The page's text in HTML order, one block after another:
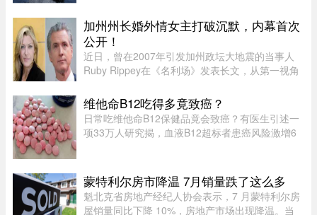
一名 32 岁男性，均为多伦多居民。安省省警指
出，出事时船上只有他们两人 ...
加州州长婚外情女主打破沉默，内幕首次
公开！
近日，曾在2007年引发加州政坛大地震的当事人
Ruby Rippey在《名利场》发表长文，从第一视角
Gavin Newsom的一段婚外情。这段尘封多年的往
事再次被推向风口浪尖。Gavin New ...
维他命B12吃得多竟致癌？
日常吃维他命B12保健品竟会致癌？有医生引述一
项33万人研究揭，血液B12超标者患癌风险激增6
科医生陈欣湄在Facebook专页发文 ...
蒙特利尔房市降温 7月销量跌了这么多
魁北克省房地产经纪人协会表示，7 月蒙特利尔房
屋销量同比下降 10%，房地产市场出现降温。当